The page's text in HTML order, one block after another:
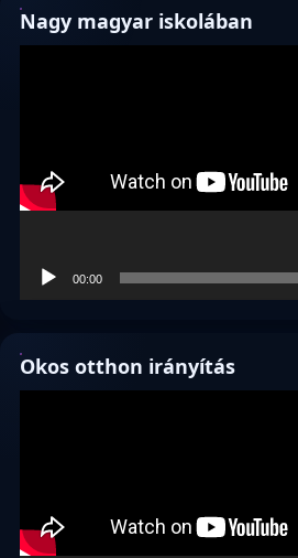
Nagy magyar iskolában
00:00
Okos otthon irányítás